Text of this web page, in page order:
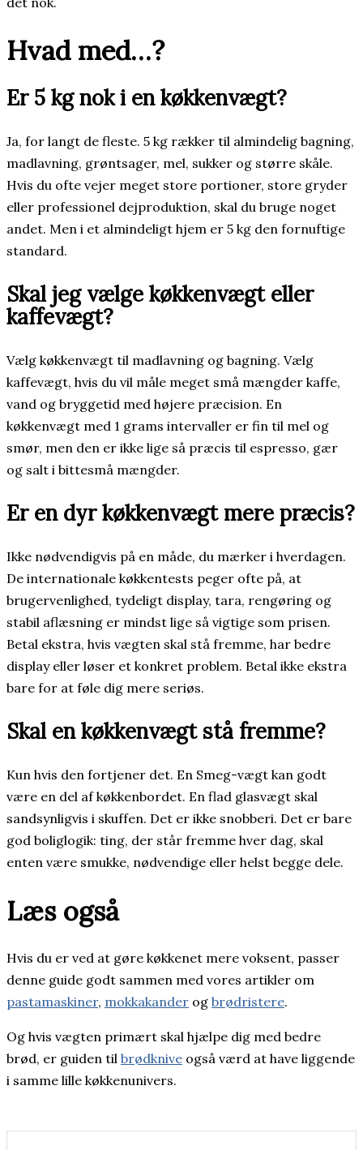
Hvad med…?
Er 5 kg nok i en køkkenvægt?
Ja, for langt de fleste. 5 kg rækker til almindelig bagning,
madlavning, grøntsager, mel, sukker og større skåle.
Hvis du ofte vejer meget store portioner, store gryder
eller professionel dejproduktion, skal du bruge noget
andet. Men i et almindeligt hjem er 5 kg den fornuftige
standard.
Skal jeg vælge køkkenvægt eller
kaffevægt?
Vælg køkkenvægt til madlavning og bagning. Vælg
kaffevægt, hvis du vil måle meget små mængder kaffe,
vand og bryggetid med højere præcision. En
køkkenvægt med 1 grams intervaller er fin til mel og
smør, men den er ikke lige så præcis til espresso, gær
og salt i bittesmå mængder.
Er en dyr køkkenvægt mere præcis?
Ikke nødvendigvis på en måde, du mærker i hverdagen.
De internationale køkkentests peger ofte på, at
brugervenlighed, tydeligt display, tara, rengøring og
stabil aflæsning er mindst lige så vigtige som prisen.
Betal ekstra, hvis vægten skal stå fremme, har bedre
display eller løser et konkret problem. Betal ikke ekstra
bare for at føle dig mere seriøs.
Skal en køkkenvægt stå fremme?
Kun hvis den fortjener det. En Smeg-vægt kan godt
være en del af køkkenbordet. En flad glasvægt skal
sandsynligvis i skuffen. Det er ikke snobberi. Det er bare
god boliglogik: ting, der står fremme hver dag, skal
enten være smukke, nødvendige eller helst begge dele.
Læs også
Hvis du er ved at gøre køkkenet mere voksent, passer
denne guide godt sammen med vores artikler om
pastamaskiner, mokkakander og brødristere.
Og hvis vægten primært skal hjælpe dig med bedre
brød, er guiden til brødknive også værd at have liggende
i samme lille køkkenunivers.